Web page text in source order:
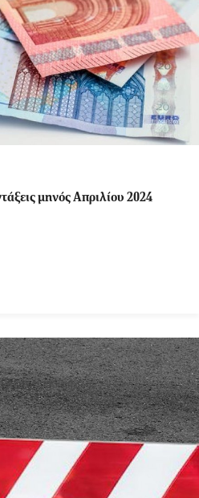
μηνός Απριλίου 2024